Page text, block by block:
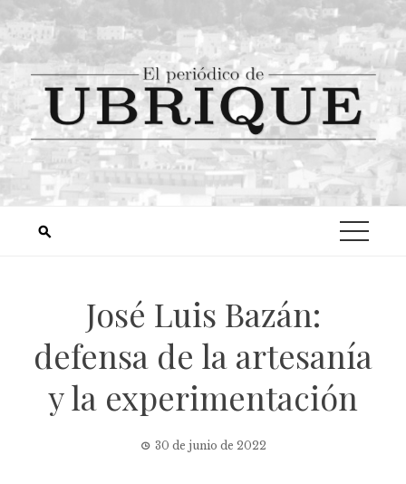
José Luis Bazán:
defensa de la artesanía
y la experimentación
30 de junio de 2022